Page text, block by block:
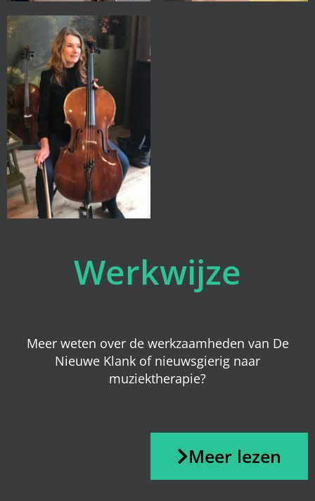
Werkwijze
Meer weten over de werkzaamheden van De
Nieuwe Klank of nieuwsgierig naar
muziektherapie?
Meer lezen